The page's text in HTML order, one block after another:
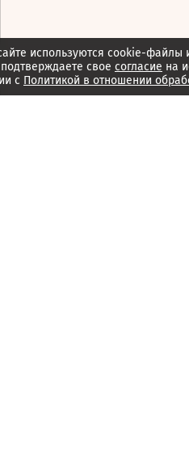
используются cookie-файлы
свое согласие на
с Политикой в отношении